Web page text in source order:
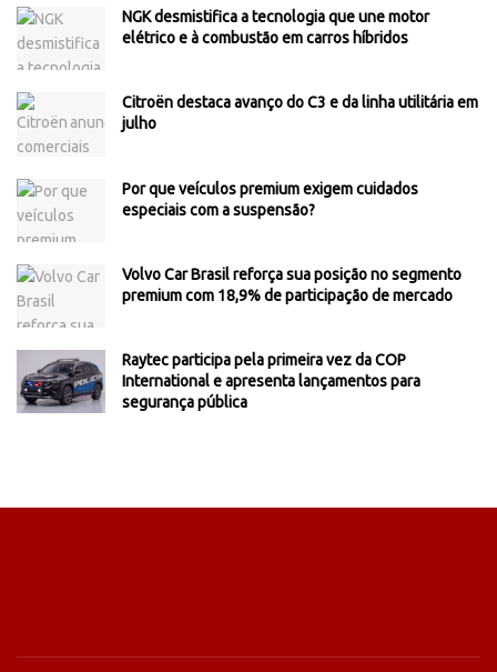
NGK desmistifica a tecnologia que une motor
elétrico e à combustão em carros híbridos
Citroën destaca avanço do C3 e da linha utilitária em
julho
Por que veículos premium exigem cuidados
especiais com a suspensão?
Volvo Car Brasil reforça sua posição no segmento
premium com 18,9% de participação de mercado
Raytec participa pela primeira vez da COP
International e apresenta lançamentos para
segurança pública